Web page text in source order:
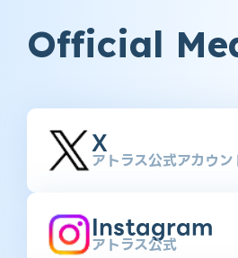
Official
X
アトラス公式アカウン
Instagram
アトラス公式